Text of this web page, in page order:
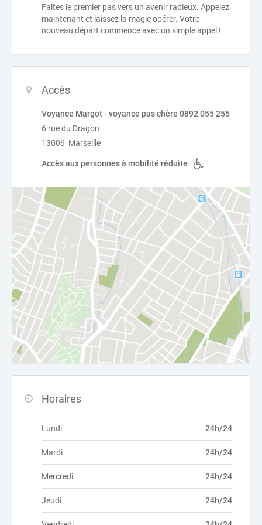
Faites le premier pas vers un avenir radieux. Appelez
maintenant et laissez la magie opérer. Votre
nouveau départ commence avec un simple appel !
Accès
Voyance Margot - voyance pas chère 0892 055 255
6 rue du Dragon
13006 Marseille
Accès aux personnes à mobilité réduite
Horaires
Lundi 24h/24
Mardi 24h/24
Mercredi 24h/24
Jeudi 24h/24